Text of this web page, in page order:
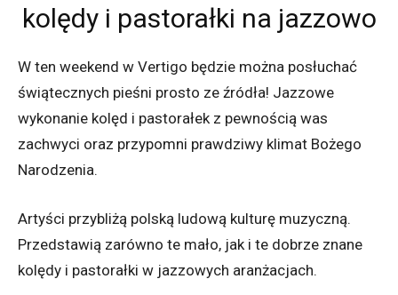
kolędy i pastorałki na jazzowo
W ten weekend w Vertigo będzie można posłuchać
świątecznych pieśni prosto ze źródła! Jazzowe
wykonanie kolęd i pastorałek z pewnością was
zachwyci oraz przypomni prawdziwy klimat Bożego
Narodzenia.
Artyści przybliżą polską ludową kulturę muzyczną.
Przedstawią zarówno te mało, jak i te dobrze znane
kolędy i pastorałki w jazzowych aranżacjach.